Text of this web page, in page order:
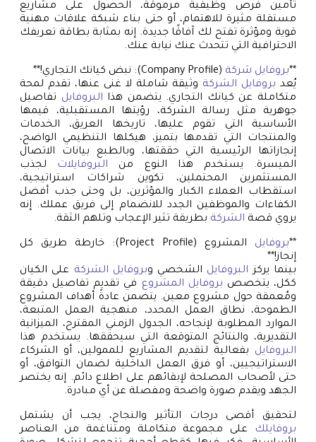
تأمين فرص وظيفية مرموقة، الحصول على مشاريع
مستقلة مثيرة للاهتمام، أو حتى بناء شبكة علاقات مهنية
قوية ومؤثرة تفتح لك آفاقًا جديدة. إنه بمثابة بطاقة تعريفك
الاحترافية التي تتحدث عنك نيابة عنك.
**بروفايل شركة (Company Profile): نبض كيانك التجاري!**
يُعد بروفايل الشركة وثيقة شاملة لا غنى عنها، تقدم لمحة
متكاملة عن كيانك التجاري. يتضمن هذا البروفايل تفاصيل
جوهرية مثل رسالة الشركة، رؤيتها المستقبلية، قيمها
الأساسية التي تقوم عليها، تاريخها العريق، الخدمات
والمنتجات التي تقدمها بتميز، هيكلها التنظيمي الواضح،
إنجازاتها الرئيسية التي حققتها، وبالطبع بيانات الاتصال
الميسرة. يستخدم هذا النوع من البروفايلات
لجذب
المستثمرين المحتملين، تكوين شراكات استراتيجية،
استقطاب العملاء الكبار والمؤثرين، بل وحتى جذب أفضل
الكفاءات والموظفين الجدد للانضمام إلى فريق عملك. إنه
يروي قصة الشركة بطريقة تثير الإعجاب وتلهم الثقة.
**بروفايل
المشروع (Project Profile): خارطة طريق كل
إنجاز!**
بينما يركز البروفايل الشخصي وبروفايل الشركة على الكيان
ككل، يتخصص بروفايل المشروع في تقديم تفاصيل دقيقة
ومُعمقة حول مشروع معين. يتضمن عادةً أهداف المشروع
الطموحة، نطاق العمل المحدد، منهجية العمل المتبعة،
الموارد المطلوبة لإنجاحه، الجدول الزمني المقترح، الميزانية
التقديرية، والنتائج المتوقعة التي سيحققها. يستخدم هذا
البروفايل بفعالية لتقديم المشاريع للممولين، أو الشركاء
الاستراتيجيين، أو فرق العمل الداخلية لضمان التوافق، أو
حتى لأصحاب المصلحة لإبقائهم على اطلاع دائم. إنه يختصر
الجهد ويقدم صورة واضحة ومفصلة عن أي مبادرة.
لتحقيق أقصى درجات التأثير والنجاح، يجب أن يشتمل
بروفايلك
على مجموعة متكاملة ومتناغمة من العناصر